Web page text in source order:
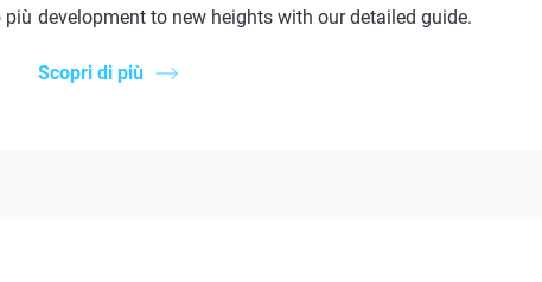
più development to new heights with our detailed guide.
Scopri di più